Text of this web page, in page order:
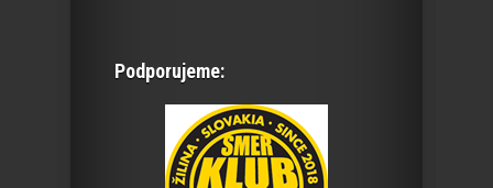
Podporujeme: